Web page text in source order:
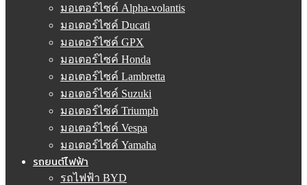
มอเตอร์ไซค์ Alpha-volantis
มอเตอร์ไซค์ Ducati
มอเตอร์ไซค์ GPX
มอเตอร์ไซค์ Honda
มอเตอร์ไซค์ Lambretta
มอเตอร์ไซค์ Suzuki
มอเตอร์ไซค์ Triumph
มอเตอร์ไซค์ Vespa
มอเตอร์ไซค์ Yamaha
รถยนต์ไฟฟ้า
รถไฟฟ้า BYD